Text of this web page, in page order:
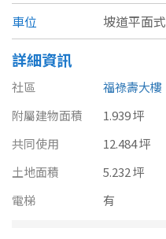
台中市
彰化縣
南投縣
雲林縣
嘉義市
坪數
20~30 坪
40~50 坪
車位
坡道平面式
詳細資訊
社區
福祿壽大樓
附屬建物面積
1.939 坪
共同使用
12.484 坪
土地面積
5.232 坪
電梯
有